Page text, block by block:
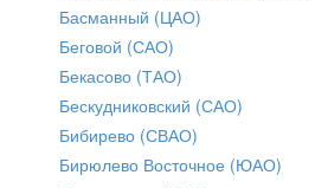
Басманный (ЦАО)
Беговой (САО)
Бекасово (ТАО)
Бескудниковский (САО)
Бибирево (СВАО)
Бирюлево Восточное (ЮАО)